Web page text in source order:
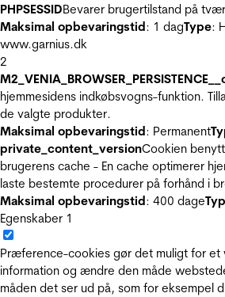
PHPSESSIDBevarer brugertilstand på
Maksimal opbevaringstid: 1 dagType:
www.garnius.dk
2
hjemmesidens indkøbsvogns-funktion.
de valgte produkter.
Maksimal opbevaringstid: Permanent
private_content_versionCookien
brugerens cache - En cache optimerer
laste bestemte procedurer på forhånd i
Maksimal opbevaringstid: 400 dage
Egenskaber 1
Præference-cookies gør det muligt for et
information og ændre den måde
måden det ser ud på, som for eksempel